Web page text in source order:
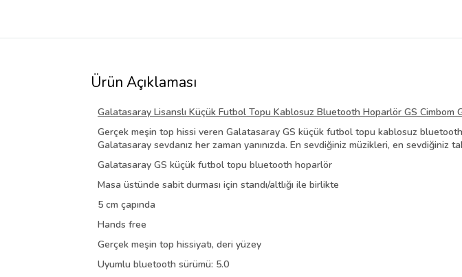
Ürün Açıklaması
Galatasaray Lisanslı Küçük Futbol Topu Kablosuz Bluetooth Hoparlör GS Cimbom
Gerçek meşin top hissi veren Galatasaray GS küçük futbol topu kablosuz
Galatasaray sevdanız her zaman yanınızda. En sevdiğiniz müzikleri, en sevdiğiniz
Galatasaray GS küçük futbol topu bluetooth hoparlör
Masa üstünde sabit durması için standı/altlığı ile birlikte
5 cm çapında
Hands free
Gerçek meşin top hissiyatı, deri yüzey
Uyumlu bluetooth sürümü: 5.0